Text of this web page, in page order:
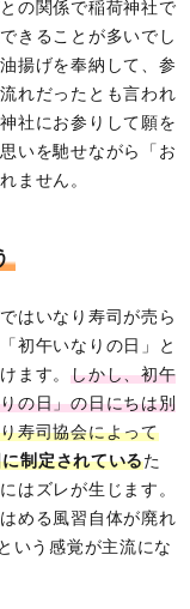
の関係で稲荷神社で
きることが多いでし
揚げを奉納して、参
れだったとも言われ
社にお参りして願を
いを馳せながら「お
ません。
はいなり寿司が売ら
初午いなりの日」と
ます。しかし、初午
の日」の日にちは別
寿司協会によって
制定されているた
はズレが生じます。
める風習自体が廃れ
いう感覚が主流にな